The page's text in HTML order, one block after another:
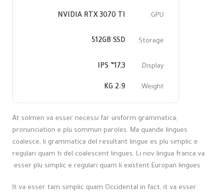
GPU:
NVIDIA RTX 3070 TI
Storage:
512GB SSD
Display:
17,3” IPS
Weight:
2.9 KG
At solmen va esser necessi far uniform grammatica,
pronunciation e plu sommun paroles. Ma quande lingues
coalesce, li grammatica del resultant lingue es plu simplic e
regulari quam ti del coalescent lingues. Li nov lingua franca va
esser plu simplic e regulari quam li existent Europan lingues.
It va esser tam simplic quam Occidental in fact, it va esser